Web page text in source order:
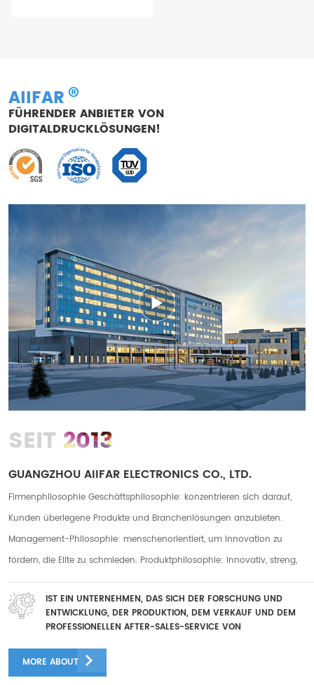
AIIFAR
FÜHRENDER ANBIETER VON
DIGITALDRUCKLÖSUNGEN!
SEIT 2013
GUANGZHOU AIIFAR ELECTRONICS CO., LTD.
Firmenphilosophie Geschäftsphilosophie: konzentrieren sich darauf,
Kunden überlegene Produkte und Branchenlösungen anzubieten.
Management-Philosophie: menschenorientiert, um Innovation zu
fördern, die Elite zu schmieden. Produktphilosophie: innovativ, streng,
praktisch. Servicephilosophie: fürsorglicher Service, rücksichtsvoller
Service Unser Unternehmen hat zwei Fabriken in Guanazhou und
Foshan mit einer Gesamtfabrikfläche von mehr als 10.000
gibt mehr als 50 After-Sales-Teams und mehr als 30 F&E-Mitarbeiter.
IST EIN UNTERNEHMEN, DAS SICH DER FORSCHUNG UND
ENTWICKLUNG, DER PRODUKTION, DEM VERKAUF UND DEM
PROFESSIONELLEN AFTER-SALES-SERVICE VON
MORE ABOUT